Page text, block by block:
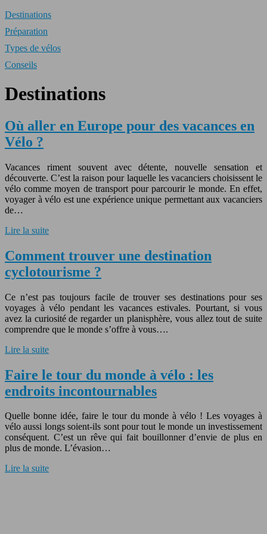
Destinations
Préparation
Types de vélos
Conseils
Destinations
Où aller en Europe pour des vacances en
Vélo ?
Vacances riment souvent avec détente, nouvelle sensation et
découverte. C’est la raison pour laquelle les vacanciers choisissent le
vélo comme moyen de transport pour parcourir le monde. En effet,
voyager à vélo est une expérience unique permettant aux vacanciers
de…
Lire la suite
Comment trouver une destination
cyclotourisme ?
Ce n’est pas toujours facile de trouver ses destinations pour ses
voyages à vélo pendant les vacances estivales. Pourtant, si vous
avez la curiosité de regarder un planisphère, vous allez tout de suite
comprendre que le monde s’offre à vous….
Lire la suite
Faire le tour du monde à vélo : les
endroits incontournables
Quelle bonne idée, faire le tour du monde à vélo ! Les voyages à
vélo aussi longs soient-ils sont pour tout le monde un investissement
conséquent. C’est un rêve qui fait bouillonner d’envie de plus en
plus de monde. L’évasion…
Lire la suite